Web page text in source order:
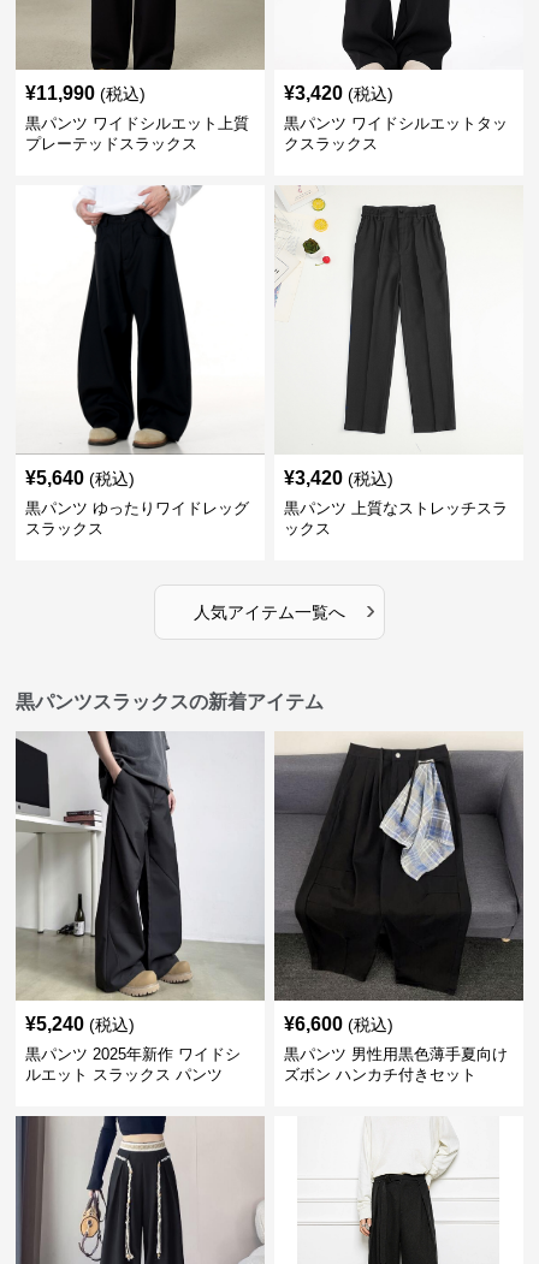
¥11,990 (税込)
黒パンツ ワイドシルエット上質
プレーテッドスラックス
¥3,420 (税込)
黒パンツ ワイドシルエットタッ
クスラックス
¥5,640 (税込)
黒パンツ ゆったりワイドレッグ
スラックス
¥3,420 (税込)
黒パンツ 上質なストレッチスラ
ックス
人気アイテム一覧へ ›
黒パンツスラックスの新着アイテム
¥5,240 (税込)
黒パンツ 2025年新作 ワイドシ
ルエット スラックス パンツ
¥6,600 (税込)
黒パンツ 男性用黒色薄手夏向け
ズボン ハンカチ付きセット